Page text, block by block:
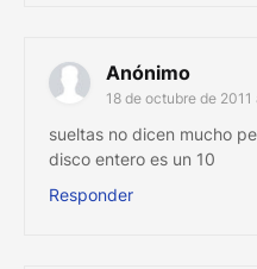
Anónimo
18 de octubre de
sueltas no dicen mucho
disco entero es un 10
Responder